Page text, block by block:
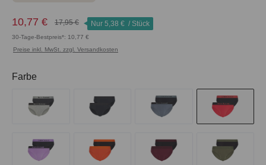
10,77 € 17,95 € Nur 5,38 € / Stück
30-Tage-Bestpreis*: 10,77 €
Preise inkl. MwSt. zzgl. Versandkosten
Farbe